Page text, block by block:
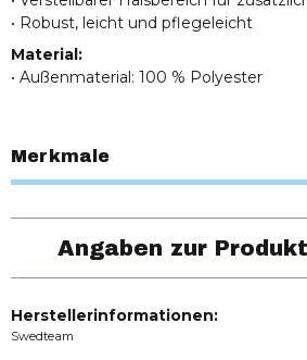
• Robust, leicht und pflegeleicht
Material:
• Außenmaterial: 100 % Polyester
Merkmale
Angaben zur
Herstellerinformationen:
Swedteam